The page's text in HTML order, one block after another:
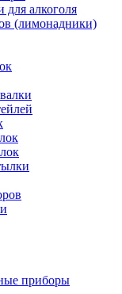
для алкоголя
(лимонадники)
приборы